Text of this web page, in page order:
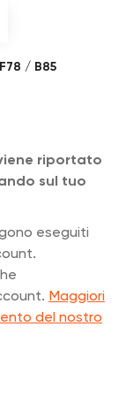
/ B85
riportato
sul tuo
eseguiti
Maggiori
del nostro